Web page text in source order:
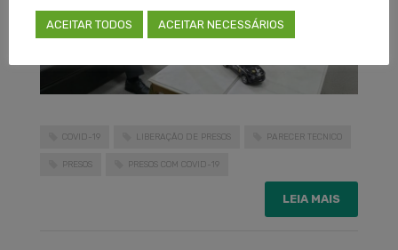
COVID-19 LIBERAÇÃO DE PRESOS PARECER TECNICO
PRESOS PRESOS COM COVID-19
LEIA MAIS
ACEITAR TODOS ACEITAR NECESSÁRIOS